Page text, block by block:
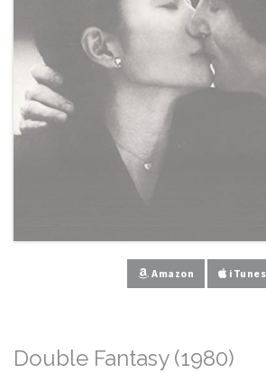
Amazon iTunes
Double Fantasy (1980)